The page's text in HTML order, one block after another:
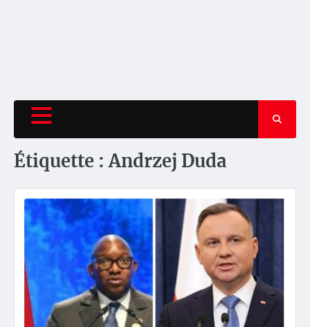
Étiquette :Andrzej Duda